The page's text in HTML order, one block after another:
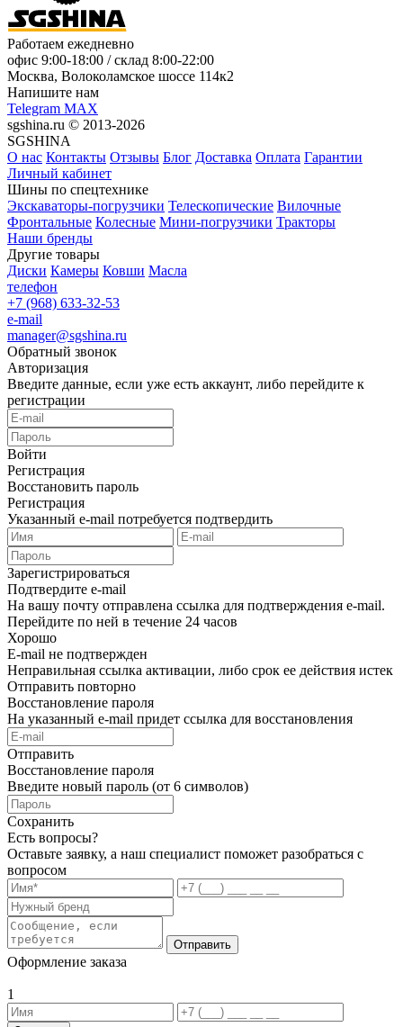
Работаем ежедневно
офис 9:00-18:00 / склад 8:00-22:00
Москва, Волоколамское шоссе 114к2
Напишите нам
Telegram MAX
sgshina.ru © 2013-2026
SGSHINA
О нас Контакты Отзывы Блог Доставка Оплата Гарантии
Личный кабинет
Шины по спецтехнике
Экскаваторы-погрузчики Телескопические Вилочные
Фронтальные Колесные Мини-погрузчики Тракторы
Наши бренды
Другие товары
Диски Камеры Ковши Масла
телефон
+7 (968) 633-32-53
e-mail
manager@sgshina.ru
Обратный звонок
Авторизация
Введите данные, если уже есть аккаунт, либо перейдите к
регистрации
Войти
Регистрация
Восстановить пароль
Регистрация
Указанный e-mail потребуется подтвердить
Зарегистрироваться
Подтвердите e-mail
На вашу почту отправлена ссылка для подтверждения e-mail.
Перейдите по ней в течение 24 часов
Хорошо
E-mail не подтвержден
Неправильная ссылка активации, либо срок ее действия истек
Отправить повторно
Восстановление пароля
На указанный e-mail придет ссылка для восстановления
Отправить
Восстановление пароля
Введите новый пароль (от 6 символов)
Сохранить
Есть вопросы?
Оставьте заявку, а наш специалист поможет разобраться с
вопросом
Отправить
Оформление заказа
1